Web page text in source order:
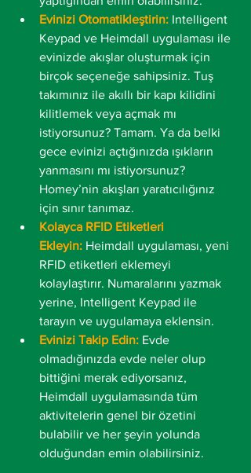
Evinizi Otomatikleştirin: Intelligent
Keypad ve Heimdall uygulaması ile
evinizde akışlar oluşturmak için
birçok seçeneğe sahipsiniz. Tuş
takımınız ile akıllı bir kapı kilidini
kilitlemek veya açmak mı
istiyorsunuz? Tamam. Ya da belki
gece evinizi açtığınızda ışıkların
yanmasını mı istiyorsunuz?
Homey’nin akışları yaratıcılığınız
için sınır tanımaz.
Kolayca RFID Etiketleri
Ekleyin: Heimdall uygulaması, yeni
RFID etiketleri eklemeyi
kolaylaştırır. Numaralarını yazmak
yerine, Intelligent Keypad ile
tarayın ve uygulamaya eklensin.
Evinizi Takip Edin: Evde
olmadığınızda evde neler olup
bittiğini merak ediyorsanız,
Heimdall uygulamasında tüm
aktivitelerin genel bir özetini
bulabilir ve her şeyin yolunda
olduğundan emin olabilirsiniz.